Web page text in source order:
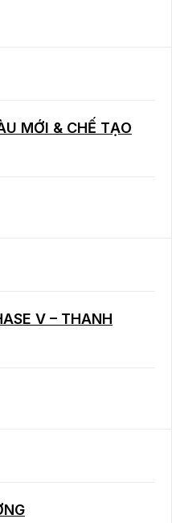
MỚI & CHẾ TẠO
V – THANH